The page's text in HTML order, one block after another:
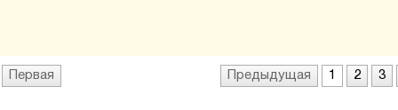
Первая Предыдущая 1 2 3